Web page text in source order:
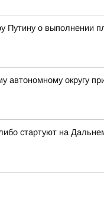
о выполнении
округу
стартуют на